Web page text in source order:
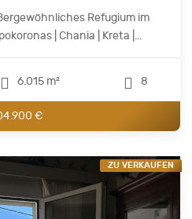
Refugium im
| Chania | Kreta |...
6.015 m² 8
€
ZU VERKAUFEN